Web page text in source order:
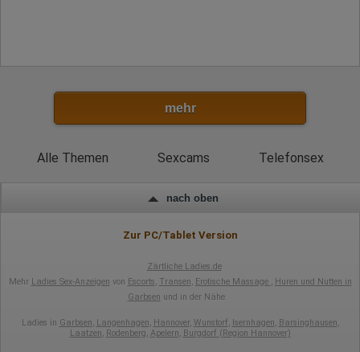
mehr
Alle Themen Sexcams Telefonsex
nach oben
Zur PC/Tablet Version
Zärtliche Ladies.de
Mehr Ladies Sex-Anzeigen von Escorts, Transen, Erotische Massage , Huren und Nutten in
Garbsen und in der Nähe
Ladies in Garbsen Langenhagen Hannover, Wunstorf Isernhagen Barsinghausen
Laatzen Rodenberg Apelern Burgdorf (Region Hannover)